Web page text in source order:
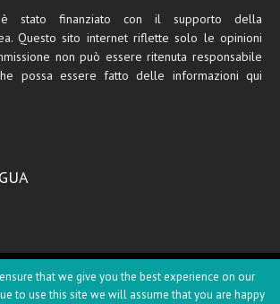
stato finanziato con il supporto della
Questo sito internet riflette solo le opinioni
non può essere ritenuta responsabile
possa essere fatto delle informazioni qui
Copyright © 2017
that we give you the best experience on our
to use this site we will assume that you are happy